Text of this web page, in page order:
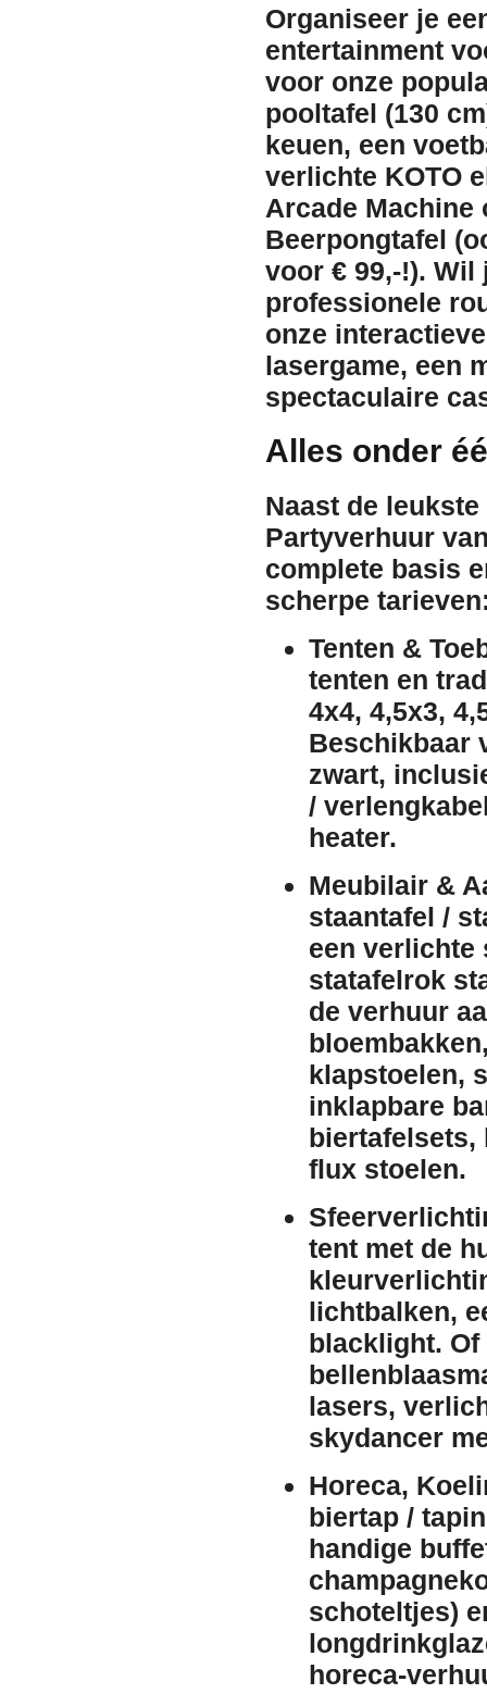
Organiseer je
entertainment
voor onze
pooltafel (130
keuen, een
verlichte KOTO
Arcade Machine
Beerpongtafel
voor € 99,-!).
professionele
onze
lasergame, een
spectaculaire
Alles onder
Naast de
Partyverhuur
complete basis
scherpe
Tenten &
tenten en
4x4, 4,5x3,
Beschikbaar
zwart,
/
heater.
Meubilair &
staantafel /
een verlichte
statafelrok
de verhuur
bloembakken
klapstoelen,
inklapbare
biertafelsets,
flux stoelen.
tent met de
lichtbalken,
blacklight.
lasers,
skydancer
Horeca,
biertap /
handige
schoteltjes)
horeca-